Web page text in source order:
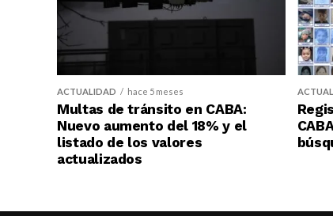
ACTUALIDAD hace 5 meses
Multas de tránsito en CABA:
Nuevo aumento del 18% y el
listado de los valores
actualizados